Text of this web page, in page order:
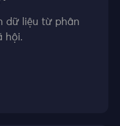
dữ liệu từ phân
hội.